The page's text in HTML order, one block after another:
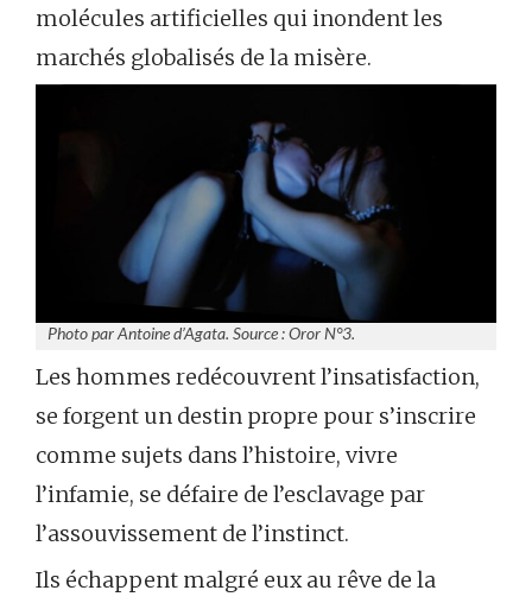
molécules artificielles qui inondent les
marchés globalisés de la misère.
Photo par Antoine d’Agata. Source : Oror N°3.
Les hommes redécouvrent l’insatisfaction,
se forgent un destin propre pour s’inscrire
comme sujets dans l’histoire, vivre
l’infamie, se défaire de l’esclavage par
l’assouvissement de l’instinct.
Ils échappent malgré eux au rêve de la